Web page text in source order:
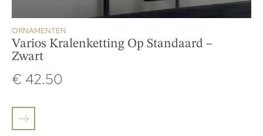
ORNAMENTEN
Varios Kralenketting Op Standaard –
Zwart
€ 42.50